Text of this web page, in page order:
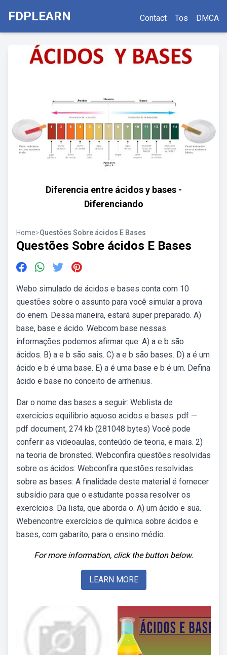
FDPLEARN Contact Tos DMCA
Diferencia entre ácidos y bases -
Diferenciando
Home>Questões Sobre ácidos E Bases
Questões Sobre ácidos E Bases
Webo simulado de ácidos e bases conta com 10
questões sobre o assunto para você simular a prova
do enem. Dessa maneira, estará super preparado. A)
base, base e ácido. Webcom base nessas
informações podemos afirmar que: A) a e b são
ácidos. B) a e b são sais. C) a e b são bases. D) a é um
ácido e b é uma base. E) a é uma base e b é um. Defina
ácido e base no conceito de arrhenius.
Dar o nome das bases a seguir: Weblista de
exercícios equilibrio aquoso acidos e bases. pdf —
pdf document, 274 kb (281048 bytes) Você pode
conferir as videoaulas, conteúdo de teoria, e mais. 2)
na teoria de bronsted. Webconfira questões resolvidas
sobre os ácidos: Webconfira questões resolvidas
sobre as bases: A finalidade deste material é fornecer
subsídio para que o estudante possa resolver os
exercícios. Da lista, que aborda o. A) um ácido e sua.
Webencontre exercícios de química sobre ácidos e
bases, com gabarito, para o ensino médio.
For more information, click the button below.
LEARN MORE